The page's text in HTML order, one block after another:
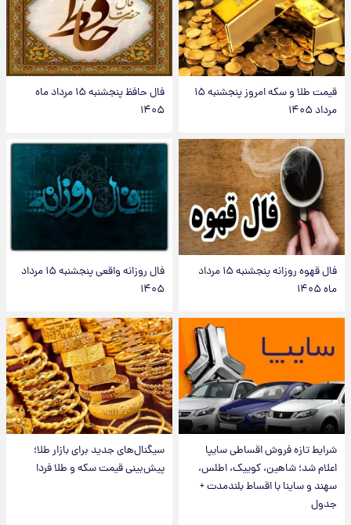
قیمت طلا و سکه امروز پنجشنبه ۱۵
مرداد ۱۴۰۵
فال حافظ پنجشنبه ۱۵ مرداد ماه
۱۴۰۵
فال قهوه روزانه پنجشنبه ۱۵ مرداد
ماه ۱۴۰۵
فال روزانه واقعی پنجشنبه ۱۵ مرداد
۱۴۰۵
شرایط تازه فروش اقساطی سایپا
اعلام شد؛ شاهین، کوییک، اطلس،
سهند و ساینا با اقساط بلندمدت +
جدول
سیگنال‌های جدید برای بازار طلا؛
پیش‌بینی قیمت سکه و طلا فردا